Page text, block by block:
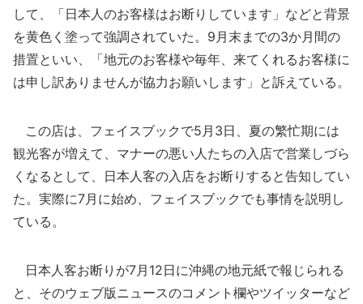
して、「日本人のお客様はお断りしています」などと背景
を黄色く塗って強調されていた。9月末までの3か月間の
措置といい、「地元のお客様や毎年、来てくれるお客様に
は申し訳ありませんが協力お願いします」と訴えている。
この店は、フェイスブックで5月3日、夏の繁忙期には
観光客が増えて、マナーの悪い人たちの入店で営業しづら
くなるとして、日本人客の入店をお断りすると告知してい
た。実際に7月に始め、フェイスブックでも事情を説明し
ている。
日本人客お断りが7月12日に沖縄の地元紙で報じられる
と、そのウェブ版ニュースのコメント欄やツイッターなど